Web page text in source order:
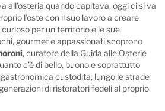
all’osteria quando capitava, oggi ci si va
l’oste con il suo lavoro a creare
curioso per un territorio e le sue
gourmet e appassionati scoprono
, curatore della Guida alle Osterie
c’è di bello, buono e soprattutto
custodita, lungo le strade
di ristoratori fedeli al proprio